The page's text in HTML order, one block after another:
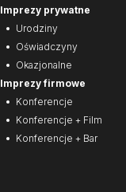
Imprezy prywatne
Urodziny
Oświadczyny
Okazjonalne
Imprezy firmowe
Konferencje
Konferencje + Film
Konferencje + Bar